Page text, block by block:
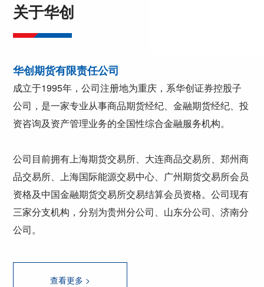
关于华创
华创期货有限责任公司
成立于1995年，公司注册地为重庆，系华创证券控股子
公司，是一家专业从事商品期货经纪、金融期货经纪、投
资咨询及资产管理业务的全国性综合金融服务机构。
公司目前拥有上海期货交易所、大连商品交易所、郑州商
品交易所、上海国际能源交易中心、广州期货交易所会员
资格及中国金融期货交易所交易结算会员资格。公司现有
三家分支机构，分别为贵州分公司、山东分公司、济南分
公司。
查看更多 >